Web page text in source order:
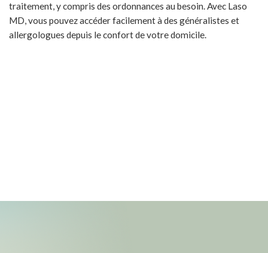
traitement, y compris des ordonnances au besoin. Avec Laso
MD, vous pouvez accéder facilement à des généralistes et
allergologues depuis le confort de votre domicile.